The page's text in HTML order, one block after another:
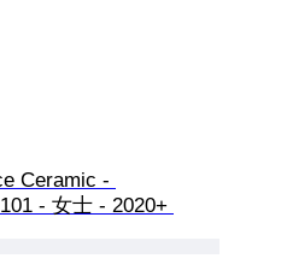
Ceramic -
- 女士 - 2020+